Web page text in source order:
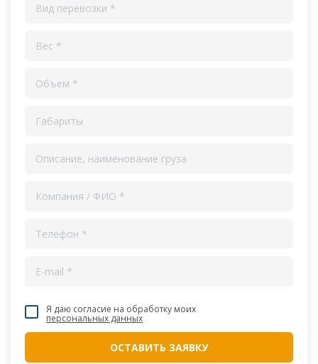
Я даю согласие на обработку моих
персональных данных